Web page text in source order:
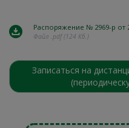
Распоряжение № 2969-р от
Файл .pdf (124 Кб.)
Записаться на